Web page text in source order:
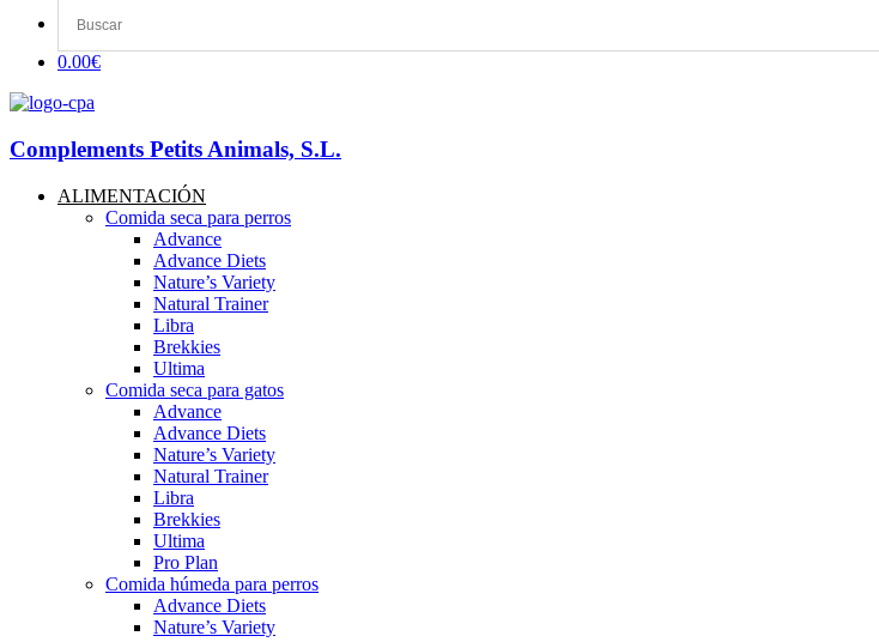
0.00€
Complements Petits Animals, S.L.
ALIMENTACIÓN
Comida seca para perros
Advance
Advance Diets
Nature’s Variety
Natural Trainer
Libra
Brekkies
Ultima
Comida seca para gatos
Advance
Advance Diets
Nature’s Variety
Natural Trainer
Libra
Brekkies
Ultima
Pro Plan
Comida húmeda para perros
Advance Diets
Nature’s Variety